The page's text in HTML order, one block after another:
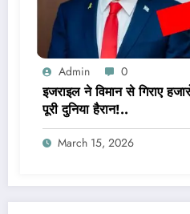
Admin 0
इजराइल ने विमान से गिराए
पूरी दुनिया हैरान!..
March 15, 2026